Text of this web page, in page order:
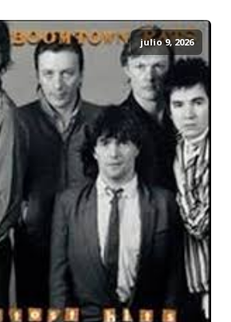
julio 9, 2026